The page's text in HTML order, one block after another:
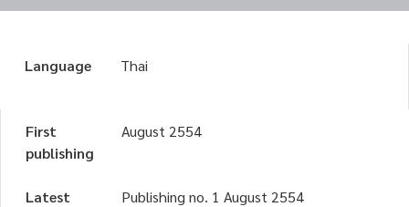
Language Thai
First
publishing
August 2554
Latest
Publishing no. 1 August 2554